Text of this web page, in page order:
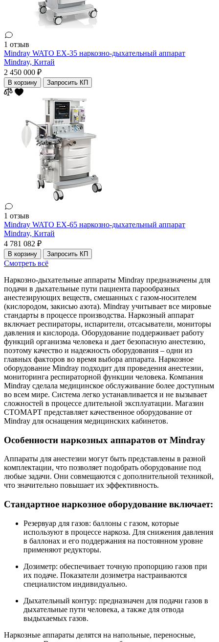
1 отзыв
Mindray WATO EX-35 наркозно-дыхательный аппарат
Mindray, Китай
2 450 000 ₽
В корзину Запросить КП
1 отзыв
Mindray WATO EX-65 наркозно-дыхательный аппарат
Mindray, Китай
4 781 082 ₽
В корзину Запросить КП
Смотреть всё
Наркозно-дыхательные аппараты Mindray предназначены для
подачи в дыхательные пути пациента парообразных
анестезирующих веществ, смешанных с газом-носителем
(кислородом, закисью азота). Mindray учитывает все мировые
стандарты в процессе производства. Наркозный аппарат
включает респираторы, испарители, отсасыватели, мониторы
давления и кислорода. Оборудование поддерживает работу
функций организма человека и дает безопасную анестезию,
поэтому качество и надежность оборудования – одни из
главных факторов во время выбора аппарата. Наркозное
оборудование Mindray подходит для проведения анестезии,
мониторинга респираторной функции человека. Компания
Mindray сделала медицинское обслуживание более доступным
во всем мире. Система легко устанавливается и не вызывает
сложностей в процессе длительной эксплуатации. Магазин
СТОМАРТ представляет качественное оборудование от
Mindray для оснащения медицинских кабинетов.
Особенности наркозных аппаратов от Mindray
Аппараты для анестезии могут быть представлены в разной
комплектации, что позволяет подобрать оборудование под
любые задачи. Они совмещаются с дополнительной техникой,
что значительно повышает их эффективность.
Стандартное наркозное оборудование включает:
Резервуар для газов: баллоны с газом, которые
используют в процессе наркоза. Для снижения давления
в баллонах и его поддержания на постоянном уровне
применяют редукторы.
Дозиметр: обеспечивает точную пропорцию газов при
их подаче. Показатели дозиметра настраиваются
специалистом индивидуально.
Дыхательный контур: предназначен для подачи газов в
дыхательные пути человека, а также для отвода
выдыхаемых газов.
Наркозные аппараты делятся на напольные, переносные,